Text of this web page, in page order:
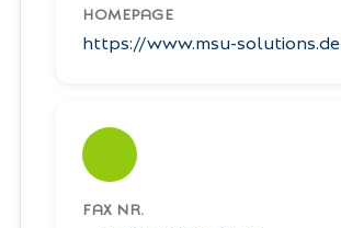
HOMEPAGE
https://www.msu-solutions.de
FAX NR.